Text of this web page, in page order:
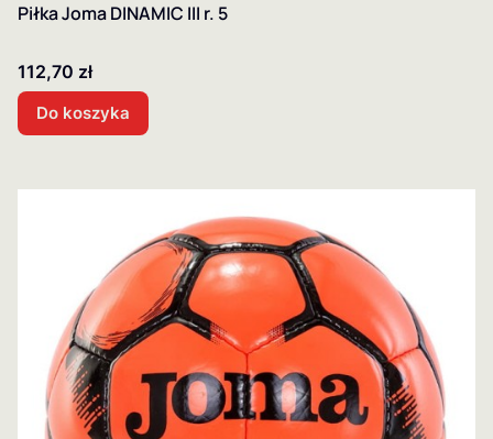
Piłka Joma DINAMIC III r. 5
Cena
112,70 zł
Do koszyka